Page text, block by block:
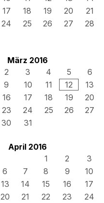
17 18 19 20
21
24 25 26 27
28
März 2016
2 3 4 5
6
9 10 11 12
13
16 17 18 19
20
23 24 25 26
27
30 31
April 2016
1
2
3
6 7 8 9
10
13 14 15 16
17
20 21 22 23
24